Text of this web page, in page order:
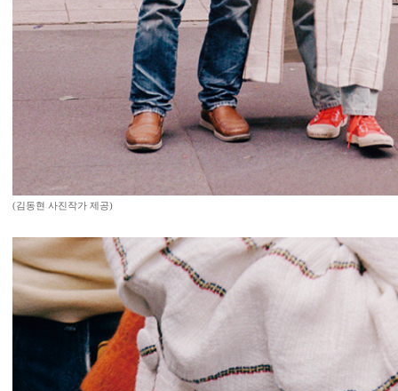
(김동현 사진작가 제공)